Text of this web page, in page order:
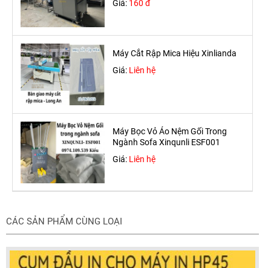
Giá: 160 đ
Máy Cắt Rập Mica Hiệu Xinlianda
Giá: Liên hệ
Máy Bọc Vỏ Áo Nệm Gối Trong
Ngành Sofa Xinqunli ESF001
Giá: Liên hệ
CÁC SẢN PHẨM CÙNG LOẠI